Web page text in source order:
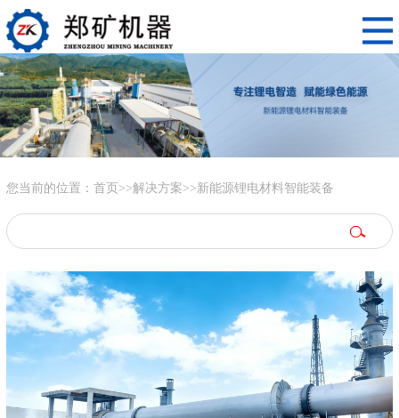
您当前的位置： 首页>>解决方案>>新能源锂电材料智能装备